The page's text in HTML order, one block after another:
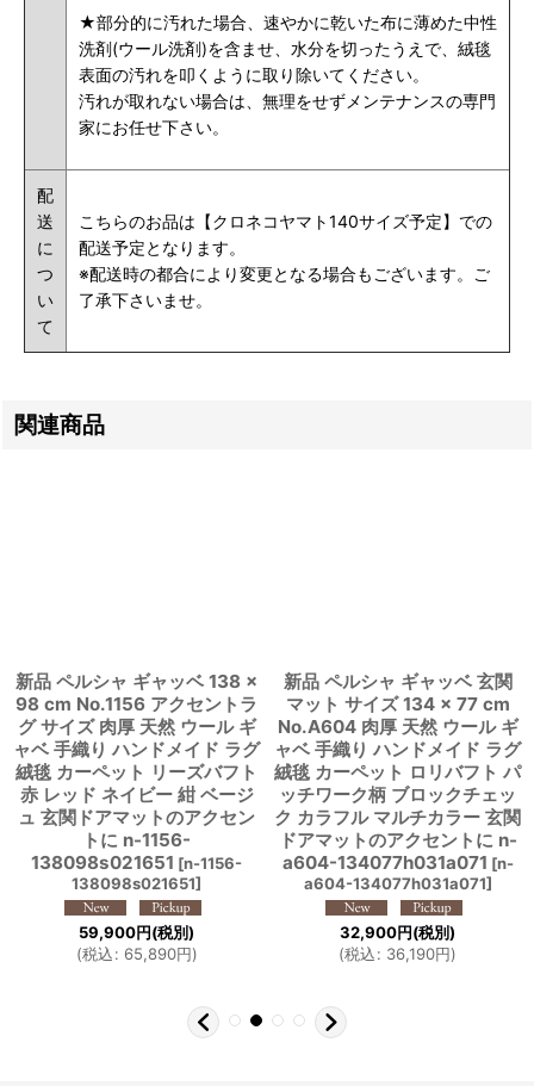
★部分的に汚れた場合、速やかに乾いた布に薄めた中性
洗剤(ウール洗剤)を含ませ、水分を切ったうえで、絨毯
表面の汚れを叩くように取り除いてください。
汚れが取れない場合は、無理をせずメンテナンスの専門
家にお任せ下さい。
配
送
に
つ
い
て
こちらのお品は【クロネコヤマト140サイズ予定】での
配送予定となります。
※配送時の都合により変更となる場合もございます。ご
了承下さいませ。
関連商品
新品 ペルシャ ギャッベ 138 ×
98 cm No.1156 アクセントラ
グ サイズ 肉厚 天然 ウール ギ
ャベ 手織り ハンドメイド ラグ
絨毯 カーペット リーズバフト
赤 レッド ネイビー 紺 ベージ
ュ 玄関ドアマットのアクセン
トに n-1156-
138098s021651 [n-1156-
138098s021651]
59,900円(税別)
(税込: 65,890円)
新品 ペルシャ ギャッベ 玄関
マット サイズ 134 × 77 cm
No.A604 肉厚 天然 ウール ギ
ャベ 手織り ハンドメイド ラグ
絨毯 カーペット ロリバフト パ
ッチワーク柄 ブロックチェッ
ク カラフル マルチカラー 玄関
ドアマットのアクセントに n-
a604-134077h031a071 [n-
a604-134077h031a071]
32,900円(税別)
(税込: 36,190円)